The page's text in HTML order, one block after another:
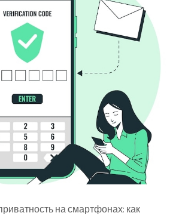
на смартфонах: как